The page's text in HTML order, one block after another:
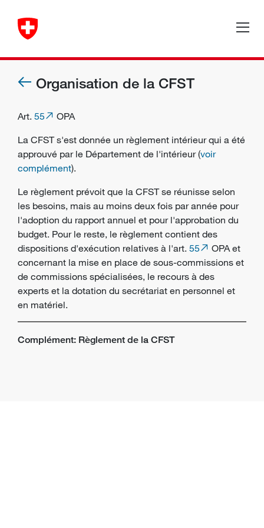
Organisation de la CFST
Art. 55
OPA
La CFST s'est donnée un règlement intérieur qui a été
approuvé par le Département de l'intérieur (voir
complément).
Le règlement prévoit que la CFST se réunisse selon
les besoins, mais au moins deux fois par année pour
l'adoption du rapport annuel et pour l'approbation du
budget. Pour le reste, le règlement contient des
dispositions d'exécution relatives à l'art. 55
OPA et
concernant la mise en place de sous-commissions et
de commissions spécialisées, le recours à des
experts et la dotation du secrétariat en personnel et
en matériel.
Complément: Règlement de la CFST